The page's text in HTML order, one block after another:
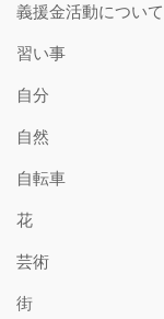
義援金活動について
習い事
自分
自然
自転車
花
芸術
街